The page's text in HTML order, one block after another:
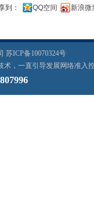
到： QQ空间 新浪微
苏ICP备10070324号
，一直引导发展网络准入